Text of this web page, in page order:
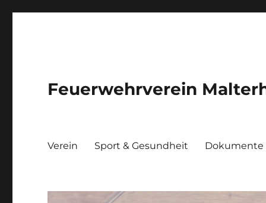
Feuerwehrverein
Verein Sport & Gesundheit Dokumente